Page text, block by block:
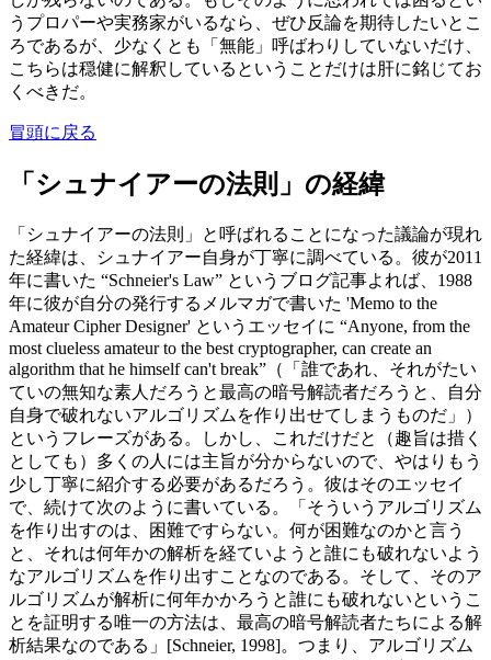
うプロパーや実務家がいるなら、ぜひ反論を期待したいとこ
ろであるが、少なくとも「無能」呼ばわりしていないだけ、
こちらは穏健に解釈しているということだけは肝に銘じてお
くべきだ。
冒頭に戻る
「シュナイアーの法則」の経緯
「シュナイアーの法則」と呼ばれることになった議論が現れ
た経緯は、シュナイアー自身が丁寧に調べている。彼が2011
年に書いた “Schneier's Law” というブログ記事よれば、1988
年に彼が自分の発行するメルマガで書いた 'Memo to the
Amateur Cipher Designer' というエッセイに “Anyone, from the
most clueless amateur to the best cryptographer, can create an
algorithm that he himself can't break”（「誰であれ、それがたい
ていの無知な素人だろうと最高の暗号解読者だろうと、自分
自身で破れないアルゴリズムを作り出せてしまうものだ」）
というフレーズがある。しかし、これだけだと（趣旨は措く
としても）多くの人には主旨が分からないので、やはりもう
少し丁寧に紹介する必要があるだろう。彼はそのエッセイ
で、続けて次のように書いている。「そういうアルゴリズム
を作り出すのは、困難ですらない。何が困難なのかと言う
と、それは何年かの解析を経ていようと誰にも破れないよう
なアルゴリズムを作り出すことなのである。そして、そのア
ルゴリズムが解析に何年かかろうと誰にも破れないというこ
とを証明する唯一の方法は、最高の暗号解読者たちによる解
析結果なのである」[Schneier, 1998]。つまり、アルゴリズム